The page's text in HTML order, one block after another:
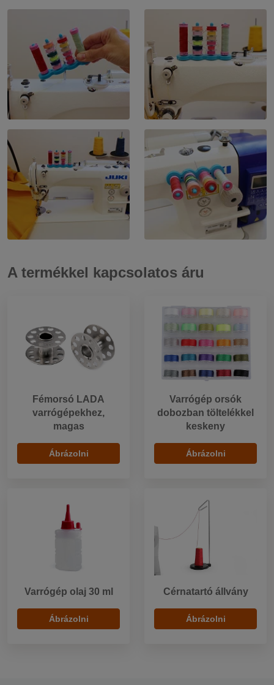
A termékkel kapcsolatos áru
Fémorsó LADA
varrógépekhez,
magas
Ábrázolni
Varrógép orsók
dobozban töltelékkel
keskeny
Ábrázolni
Varrógép olaj 30 ml
Ábrázolni
Cérnatartó állvány
Ábrázolni